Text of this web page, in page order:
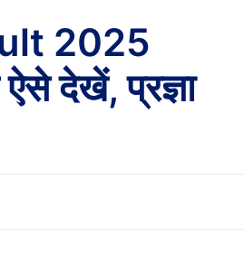
2025
ऐसे देखें, प्रज्ञा